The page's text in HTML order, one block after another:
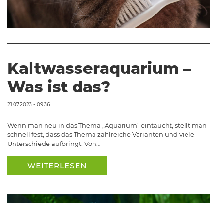
Kaltwasseraquarium –
Was ist das?
21.07.2023 - 09:36
Wenn man neu in das Thema „Aquarium“ eintaucht, stellt man
schnell fest, dass das Thema zahlreiche Varianten und viele
Unterschiede aufbringt. Von…
WEITERLESEN